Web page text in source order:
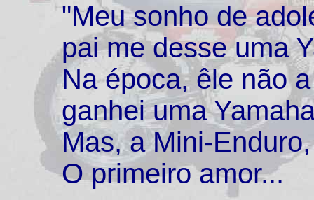
"Meu sonho de
pai me desse uma
Na época, êle não
ganhei uma
Mas, a Mini-
O primeiro amor...